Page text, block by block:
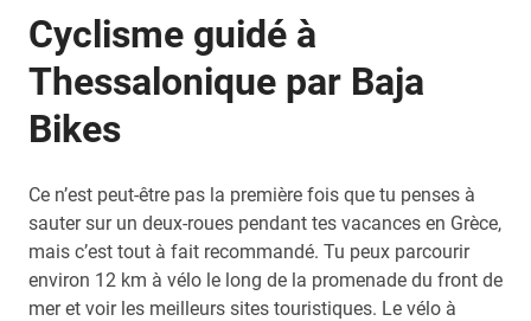
Cyclisme guidé à
Thessalonique par Baja
Bikes
Ce n’est peut-être pas la première fois que tu penses à
sauter sur un deux-roues pendant tes vacances en Grèce,
mais c’est tout à fait recommandé. Tu peux parcourir
environ 12 km à vélo le long de la promenade du front de
mer et voir les meilleurs sites touristiques. Le vélo à